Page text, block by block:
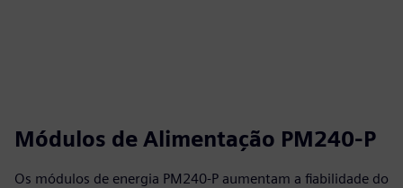
Módulos de Alimentação PM240-P
Os módulos de energia PM240-P aumentam a fiabilidade do